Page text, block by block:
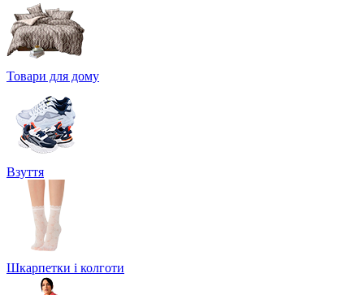
Товари для дому
Взуття
Шкарпетки і колготи